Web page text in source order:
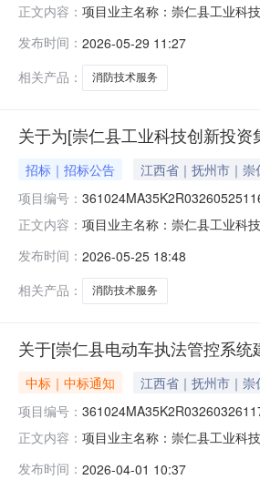
正文内容： 项目业主名称：崇仁县工业科
照江西省发改委关于制定江西
发布时间： 2026-05-29 11:27
相关产品：
消防技术服务
关于为[崇仁县工业科技创新投
招标｜招标公告 江西省｜抚州市｜崇
项目编号：
正文内容： 项目业主名称：崇仁县工业科
消防设施检测收费标准的批复
发布时间： 2026-05-25 18:48
相关产品：
消防技术服务
关于[崇仁县电动车执法管控系
中标｜中标通知 江西省｜抚州市｜崇
项目编号：
正文内容： 项目业主名称：崇仁县工业科
【2025】11号关于印发《崇仁
发布时间： 2026-04-01 10:37